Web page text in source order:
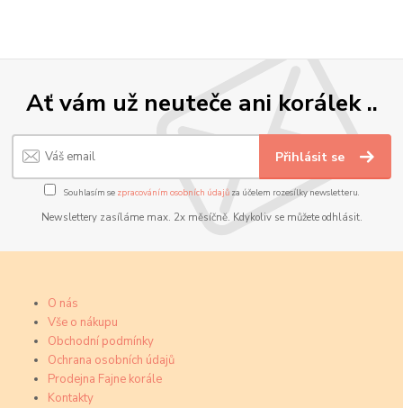
Ať vám už neuteče ani korálek ..
Přihlásit se
Souhlasím se zpracováním osobních údajůza účelem rozesílky newsletteru.
Newslettery zasíláme max. 2x měsíčně. Kdykoliv se můžete odhlásit.
O nás
Vše o nákupu
Obchodní podmínky
Ochrana osobních údajů
Prodejna Fajne korále
Kontakty